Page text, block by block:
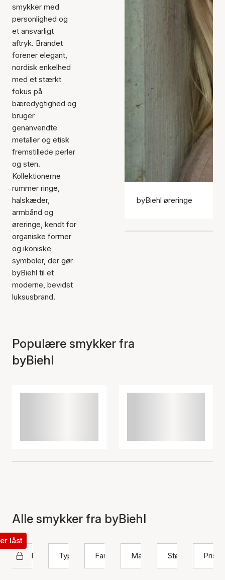
smykker med
personlighed og
et ansvarligt
aftryk. Brandet
forener elegant,
nordisk enkelhed
med et stærkt
fokus på
bæredygtighed og
bruger
genanvendte
metaller og etisk
fremstillede perler
og sten.
Kollektionerne
rummer ringe,
halskæder,
armbånd og
øreringe, kendt for
organiske former
og ikoniske
symboler, der gør
byBiehl til et
moderne, bevidst
luksusbrand.
byBiehl øreringe
Populære smykker fra
byBiehl
Alle smykker fra byBiehl
byBiehl
låst
Type
Farve Materiale Størrelse Pris